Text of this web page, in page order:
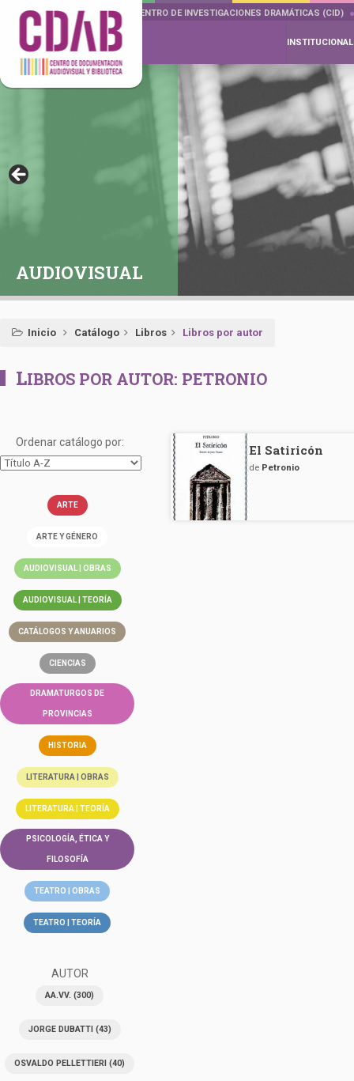
DOCUMENTA DRAMÁTICAS CENTRO DE INVESTIGACIONES DRAMÁTICAS (CID)
INSTITUCIONAL
AUDIOVISUAL
Inicio Catálogo Libros Libros por autor
LIBROS POR AUTOR: PETRONIO
Ordenar catálogo por:
ARTE
ARTE Y GÉNERO
AUDIOVISUAL | OBRAS
AUDIOVISUAL | TEORÍA
CATÁLOGOS Y ANUARIOS
CIENCIAS
DRAMATURGOS DE
PROVINCIAS
HISTORIA
LITERATURA | OBRAS
LITERATURA | TEORÍA
PSICOLOGÍA, ÉTICA Y
FILOSOFÍA
TEATRO | OBRAS
TEATRO | TEORÍA
AUTOR
AA.VV. (300)
JORGE DUBATTI(43)
OSVALDO PELLETTIERI (40)
El Satiricón
de Petronio